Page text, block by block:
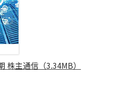
株主通信（3.34MB）